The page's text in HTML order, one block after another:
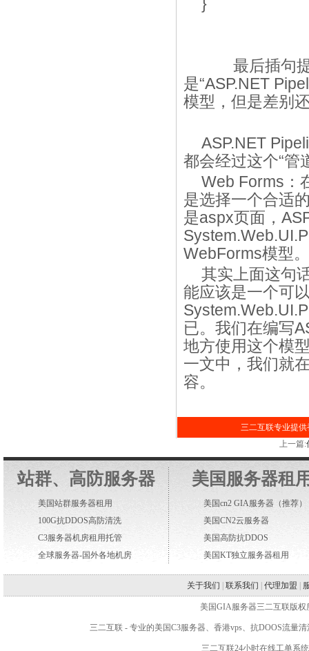
最后插句提
是“ASP.NET
模型，但是差别
ASP.NET
都会经过这个“管
Web Forms：
是选择一个合适
是aspx页面，
WebForms模型。
其实上面这句
能应该是一个可
已。我们在编写
地方使用这个模
一文中，我们就
容。
三二互联专业提
上一篇:
站群、高防服务器
美国站群服务器租用
100G抗DDOS高防清洗
C3服务器机房租用托管
全球服务器-国外各地机房
美国服务器租
美国cn2 GIA服务器 （推荐）
美国CN2云服务器
美国高防抗DDOS
美国KT独立服务器租用
关于我们 联系我们 代理加盟
美国GIA服务器三二互联版权
三二互联- 专业的美国C3服务器、 香港vps、抗DOOS流量
三二互联24小时在线工单系